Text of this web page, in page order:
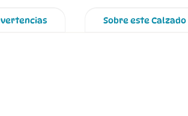
Sobre este Calzado